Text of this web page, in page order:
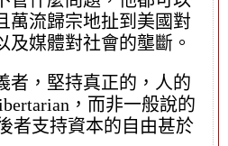
萬流歸宗地扯到美國對
及媒體對社會的壟斷。
者，堅持真正的，人的
，而非一般說的
者支持資本的自由甚於